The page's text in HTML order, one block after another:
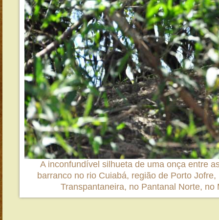
A inconfundível silhueta de uma onça entre
barranco no rio Cuiabá, região de Porto
Transpantaneira, no Pantanal Norte, no